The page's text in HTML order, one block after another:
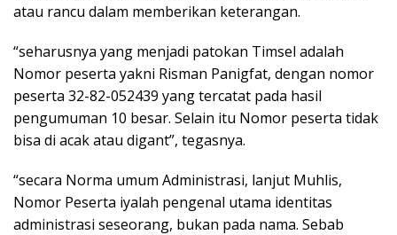
atau rancu dalam memberikan keterangan.
“seharusnya yang menjadi patokan Timsel adalah
Nomor peserta yakni Risman Panigfat, dengan nomor
peserta 32-82-052439 yang tercatat pada hasil
pengumuman 10 besar. Selain itu Nomor peserta tidak
bisa di acak atau digant”, tegasnya.
“secara Norma umum Administrasi, lanjut Muhlis,
Nomor Peserta iyalah pengenal utama identitas
administrasi seseorang, bukan pada nama. Sebab